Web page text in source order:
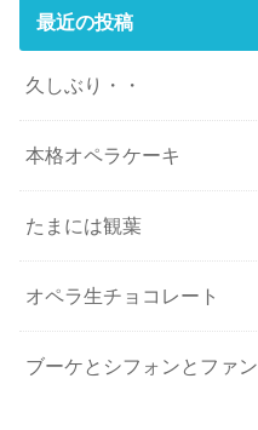
最近の投稿
久しぶり・・
本格オペラケーキ
たまには観葉
オペラ生チョコレート
ブーケとシフォンとファン